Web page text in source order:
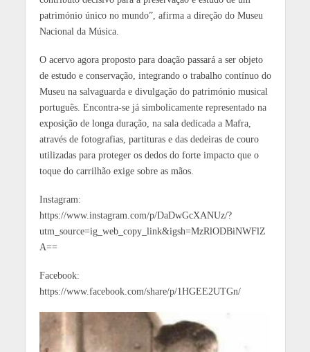
património único no mundo”, afirma a direção do Museu
Nacional da Música.
O acervo agora proposto para doação passará a ser objeto
de estudo e conservação, integrando o trabalho contínuo do
Museu na salvaguarda e divulgação do património musical
português. Encontra-se já simbolicamente representado na
exposição de longa duração, na sala dedicada a Mafra,
através de fotografias, partituras e das dedeiras de couro
utilizadas para proteger os dedos do forte impacto que o
toque do carrilhão exige sobre as mãos.
Instagram:
https://www.instagram.com/p/DaDwGcXANUz/?
utm_source=ig_web_copy_link&igsh=MzRlODBiNWFlZ
A==
Facebook:
https://www.facebook.com/share/p/1HGEE2UTGn/